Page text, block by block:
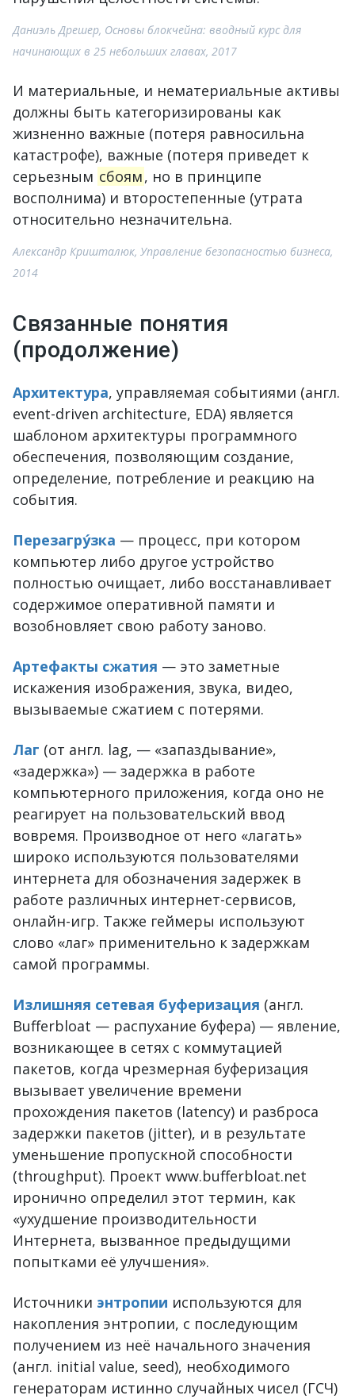
Даниэль Дрешер, Основы блокчейна: вводный курс для
начинающих в 25 небольших главах, 2017
И материальные, и нематериальные активы
должны быть категоризированы как
жизненно важные (потеря равносильна
катастрофе), важные (потеря приведет к
серьезным сбоям, но в принципе
восполнима) и второстепенные (утрата
относительно незначительна.
Александр Кришталюк, Управление безопасностью бизнеса,
2014
Связанные понятия
(продолжение)
Архитектура, управляемая событиями (англ.
event-driven architecture, EDA) является
шаблоном архитектуры программного
обеспечения, позволяющим создание,
определение, потребление и реакцию на
события.
Перезагру́зка — процесс, при котором
компьютер либо другое устройство
полностью очищает, либо восстанавливает
содержимое оперативной памяти и
возобновляет свою работу заново.
Артефакты сжатия — это заметные
искажения изображения, звука, видео,
вызываемые сжатием с потерями.
Лаг (от англ. lag, — «запаздывание»,
«задержка») — задержка в работе
компьютерного приложения, когда оно не
реагирует на пользовательский ввод
вовремя. Производное от него «лагать»
широко используются пользователями
интернета для обозначения задержек в
работе различных интернет-сервисов,
онлайн-игр. Также геймеры используют
слово «лаг» применительно к задержкам
самой программы.
Излишняя сетевая буферизация (англ.
Bufferbloat — распухание буфера) — явление,
возникающее в сетях с коммутацией
пакетов, когда чрезмерная буферизация
вызывает увеличение времени
прохождения пакетов (latency) и разброса
задержки пакетов (jitter), и в результате
уменьшение пропускной способности
(throughput). Проект www.bufferbloat.net
иронично определил этот термин, как
«ухудшение производительности
Интернета, вызванное предыдущими
попытками её улучшения».
Источники энтропии используются для
накопления энтропии, с последующим
получением из неё начального значения
(англ. initial value, seed), необходимого
генераторам истинно случайных чисел (ГСЧ)